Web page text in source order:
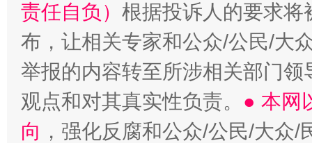
责任自负） 根据投诉人的要求将
布，让相关专家和公众/公民/大
举报的内容转至所涉相关部门
观点和对其真实性负责。 ● 本网
向 ，强化反腐和公众/公民/大众